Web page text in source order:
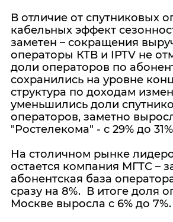
В отличие от спутниковых
кабельных эффект
заметен – сокращения
операторы КТВ и IPTV не
доли операторов по
сохранились на уровне
структура по доходам
уменьшились доли
операторов, заметно
"Ростелекома" - с 29% до
На столичном рынке
остается компания МГТС –
абонентская база
сразу на 8%. В итоге доля
Москве выросла с 6% до 7%.